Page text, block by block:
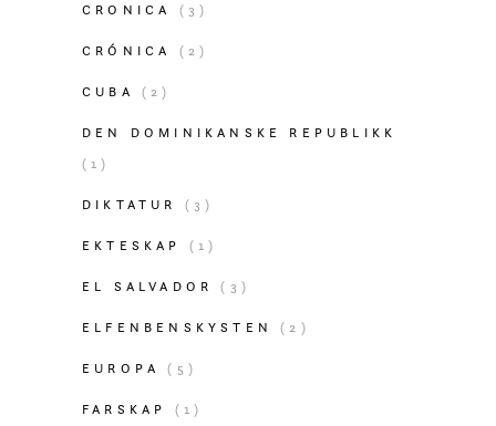
CRONICA (3)
CRÓNICA (2)
CUBA (2)
DEN DOMINIKANSKE REPUBLIKK
(1)
DIKTATUR (3)
EKTESKAP (1)
EL SALVADOR (3)
ELFENBENSKYSTEN (2)
EUROPA (5)
FARSKAP (1)